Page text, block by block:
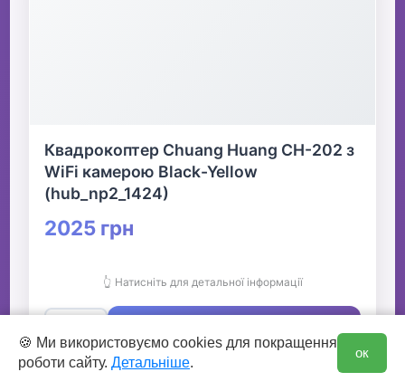
Квадрокоптер Chuang Huang CH-202 з
WiFi камерою Black-Yellow
(hub_np2_1424)
2025 грн
👆 Натисніть для детальної інформації
✅ Є в наявності
🍪 Ми використовуємо cookies для покращення
роботи сайту. Детальніше.
ок
0